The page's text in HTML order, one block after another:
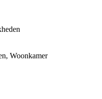
Woonkamer